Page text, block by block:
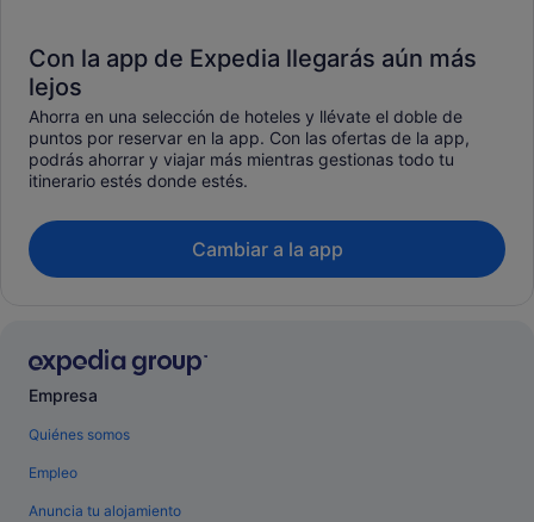
Con la app de Expedia llegarás aún más
lejos
Ahorra en una selección de hoteles y llévate el doble de
puntos por reservar en la app. Con las ofertas de la app,
podrás ahorrar y viajar más mientras gestionas todo tu
itinerario estés donde estés.
Cambiar a la app
Empresa
Quiénes somos
Empleo
Anuncia tu alojamiento